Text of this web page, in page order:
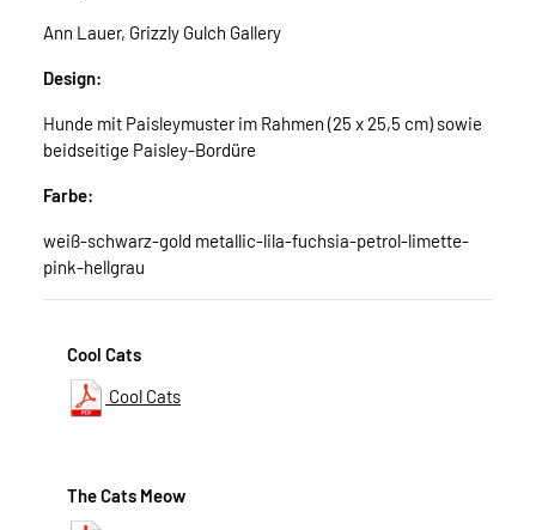
Ann Lauer, Grizzly Gulch Gallery
Design:
Hunde mit Paisleymuster im Rahmen (25 x 25,5 cm) sowie
beidseitige Paisley-Bordüre
Farbe:
weiß-schwarz-gold metallic-lila-fuchsia-petrol-limette-
pink-hellgrau
Cool Cats
Cool Cats
The Cats Meow